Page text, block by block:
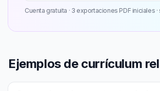
Cuenta gratuita · 3 exportaciones PDF iniciales ·
Ejemplos de currículum